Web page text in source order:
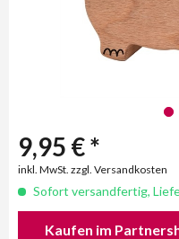
9,95 € *
inkl. MwSt. zzgl. Versandkosten
Sofort versandfertig,
Kaufen im